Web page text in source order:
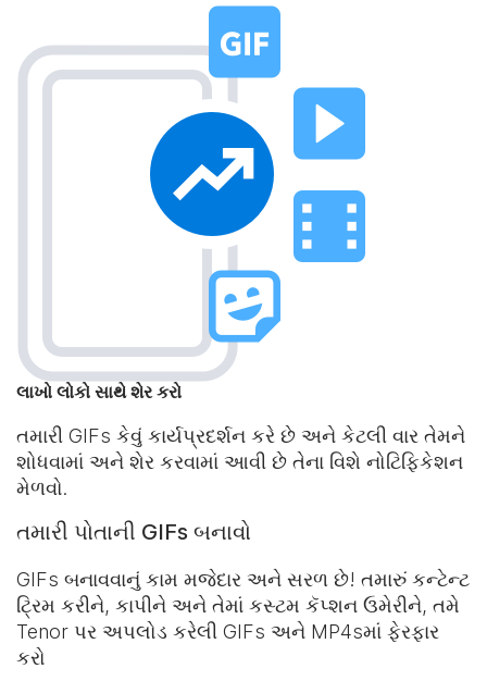
લાખો લોકો સાથે શેર કરો
તમારી GIFs કેવું કાર્યપ્રદર્શન કરે છે અને કેટલી વાર તેમને
શોધવામાં અને શેર કરવામાં આવી છે તેના વિશે નોટિફિકેશન
મેળવો.
તમારી પોતાની GIFs બનાવો
GIFs બનાવવાનું કામ મજેદાર અને સરળ છે! તમારું કન્ટેન્ટ
ટ્રિમ કરીને, કાપીને અને તેમાં કસ્ટમ કૅપ્શન ઉમેરીને, તમે
Tenor પર અપલોડ કરેલી GIFs અને MP4sમાં ફેરફાર
કરો